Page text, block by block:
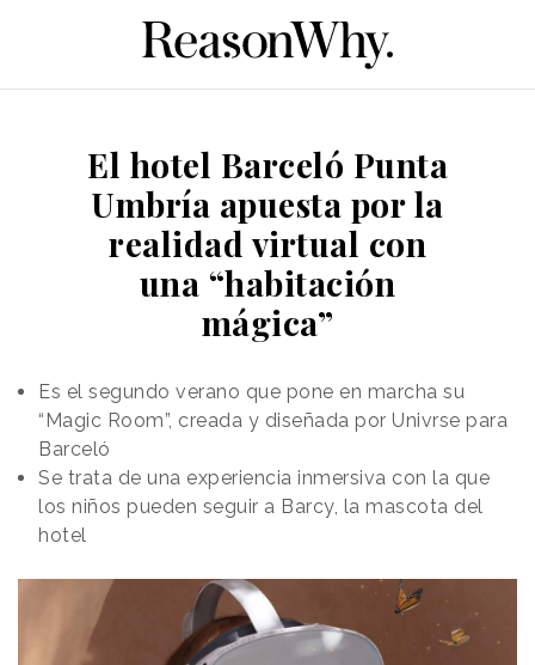
El hotel Barceló Punta
Umbría apuesta por la
realidad virtual con
una “habitación
mágica”
Es el segundo verano que pone en marcha su
“Magic Room”, creada y diseñada por Univrse para
Barceló
Se trata de una experiencia inmersiva con la que
los niños pueden seguir a Barcy, la mascota del
hotel